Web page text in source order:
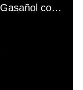
El mal momento de Yanina Gasañol con un hincha argentino en "Subrayado"